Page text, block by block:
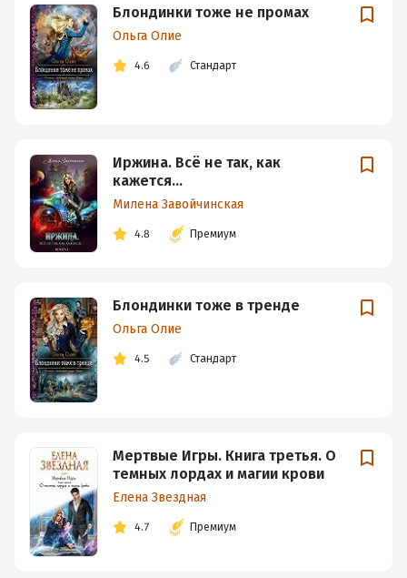
Блондинки тоже не промах
Ольга Олие
4.6 Стандарт
Иржина. Всё не так, как
кажется…
Милена Завойчинская
4.8 Премиум
Блондинки тоже в тренде
Ольга Олие
4.5 Стандарт
Мертвые Игры. Книга третья. О
темных лордах и магии крови
Елена Звездная
4.7 Премиум